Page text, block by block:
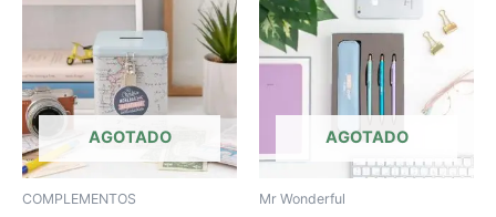
AGOTADO
COMPLEMENTOS
AGOTADO
Mr Wonderful